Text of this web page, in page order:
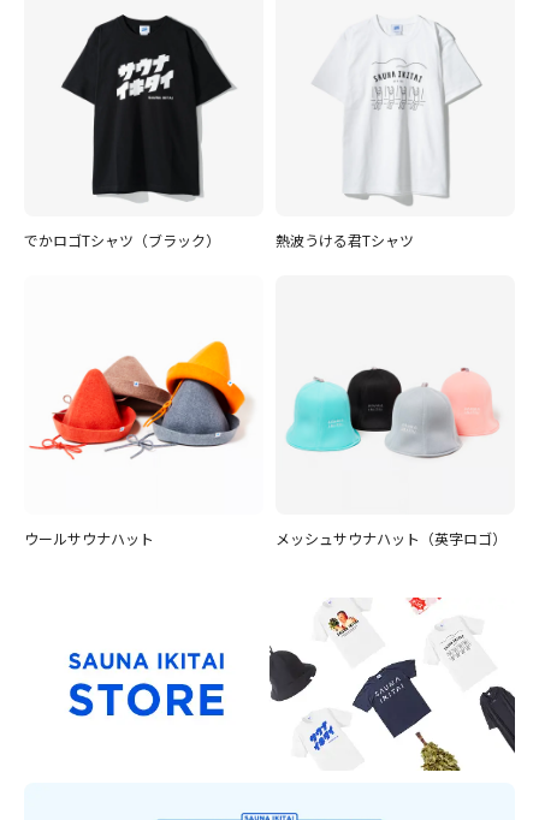
でかロゴTシャツ（ブラック） 熱波うける君Tシャツ
ウールサウナハット メッシュサウナハット（英字ロゴ）